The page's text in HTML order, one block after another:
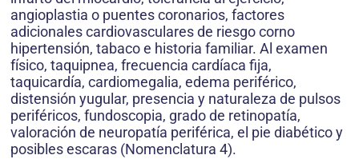
angioplastia o puentes coronarios, factores
adicionales cardiovasculares de riesgo corno
hipertensión, tabaco e historia familiar. Al examen
físico, taquipnea, frecuencia cardíaca fija,
taquicardía, cardiomegalia, edema periférico,
distensión yugular, presencia y naturaleza de pulsos
periféricos, fundoscopia, grado de retinopatía,
valoración de neuropatía periférica, el pie diabético y
posibles escaras (Nomenclatura 4).